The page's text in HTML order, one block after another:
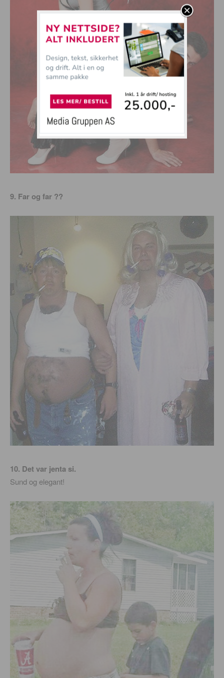
9. Far og far ??
10. Det var jenta si.
Sund og elegant!